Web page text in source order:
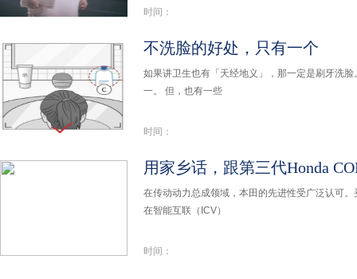
时间：
不洗脸的好处，只有一个
如果讲卫生也有「天经地义」，那一定是刷牙洗
一。 但，也有一些
时间：
用家乡话，跟第三代Honda
在传动动力总成领域，本田的先进性受广泛认可
在智能互联（ICV）
时间：